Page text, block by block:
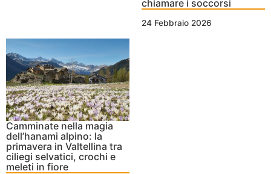
chiamare i soccorsi
24 Febbraio 2026
Camminate nella magia
dell’hanami alpino: la
primavera in Valtellina tra
ciliegi selvatici, crochi e
meleti in fiore